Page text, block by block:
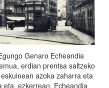
Genaro Echeandia
erdian prentsa saltzeko
azoka zaharra eta
eta, ezkerrean, Echeandia